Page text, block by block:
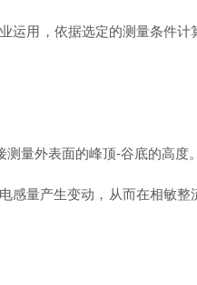
运用，依据选定的测量条件计
量外表面的峰顶-谷底的高度。
量产生变动，从而在相敏整